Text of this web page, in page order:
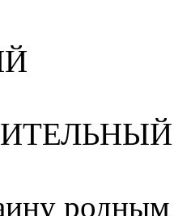
родным